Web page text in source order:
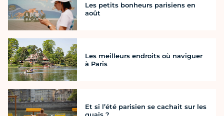
Les petits bonheurs parisiens en
août
Les meilleurs endroits où naviguer
à Paris
Et si l’été parisien se cachait sur les